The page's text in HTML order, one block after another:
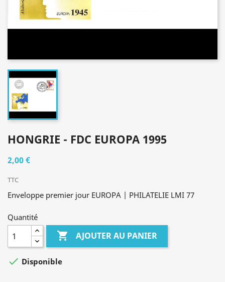
HONGRIE - FDC EUROPA 1995
2,00 €
TTC
Enveloppe premier jour EUROPA | PHILATELIE LMI 77
Quantité
 AJOUTER AU PANIER
 Disponible